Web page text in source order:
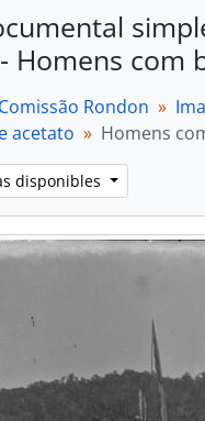
Homens com
Comissão Rondon
acetato
Homens
disponibles